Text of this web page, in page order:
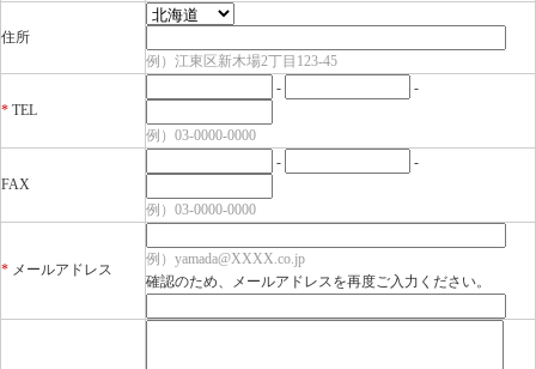
住所
例）江東区新木場2丁目123-45
* TEL
- -
例）03-0000-0000
FAX
- -
例）03-0000-0000
* メールアドレス
例）yamada@XXXX.co.jp
確認のため、メールアドレスを再度ご入力ください。